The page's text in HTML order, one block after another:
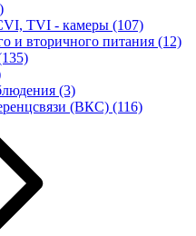
TVI - камеры (107)
и вторичного питания (12)
(3)
(ВКС) (116)